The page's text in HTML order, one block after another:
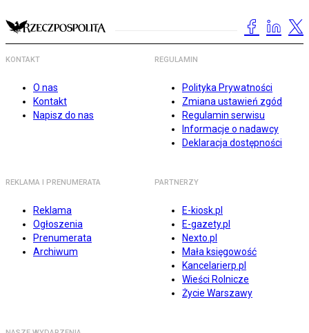
KONTAKT
O nas
Kontakt
Napisz do nas
REGULAMIN
Polityka Prywatności
Zmiana ustawień zgód
Regulamin serwisu
Informacje o nadawcy
Deklaracja dostępności
REKLAMA I PRENUMERATA
Reklama
Ogłoszenia
Prenumerata
Archiwum
PARTNERZY
E-kiosk.pl
E-gazety.pl
Nexto.pl
Mała księgowość
Kancelarierp.pl
Wieści Rolnicze
Życie Warszawy